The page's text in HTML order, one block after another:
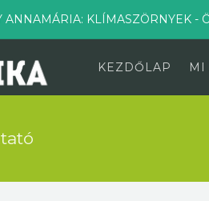
ANNAMÁRIA: KLÍMASZÖRNYEK -
KEZDŐLAP MI